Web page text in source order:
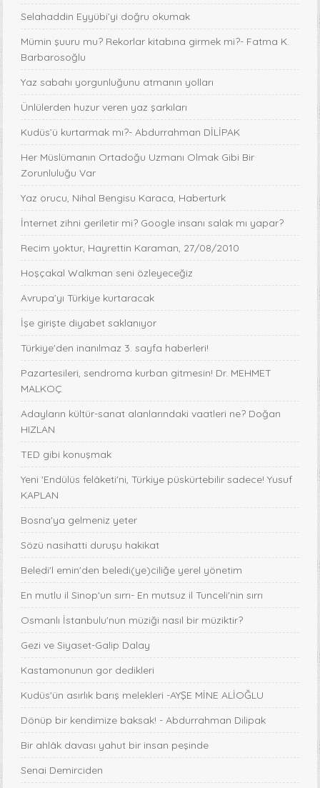
Selahaddin Eyyübi’yi doğru okumak
Mümin şuuru mu? Rekorlar kitabına girmek mi?- Fatma K.
Barbarosoğlu
Yaz sabahı yorgunluğunu atmanın yolları
Ünlülerden huzur veren yaz şarkıları
Kudüs’ü kurtarmak mı?- Abdurrahman DİLİPAK
Her Müslümanın Ortadoğu Uzmanı Olmak Gibi Bir
Zorunluluğu Var
Yaz orucu, Nihal Bengisu Karaca, Haberturk
İnternet zihni geriletir mi? Google insanı salak mı yapar?
Recim yoktur, Hayrettin Karaman, 27/08/2010
Hoşçakal Walkman seni özleyeceğiz
Avrupa’yı Türkiye kurtaracak
İşe girişte diyabet saklanıyor
Türkiye'den inanılmaz 3. sayfa haberleri!
Pazartesileri, sendroma kurban gitmesin! Dr. MEHMET
MALKOÇ
Adayların kültür-sanat alanlarındaki vaatleri ne? Doğan
HIZLAN
TED gibi konuşmak
Yeni 'Endülüs felâketi'ni, Türkiye püskürtebilir sadece! Yusuf
KAPLAN
Bosna'ya gelmeniz yeter
Sözü nasihatti duruşu hakikat
Beledi'l emin'den beledi(ye)ciliğe yerel yönetim
En mutlu il Sinop'un sırrı- En mutsuz il Tunceli'nin sırrı
Osmanlı İstanbulu'nun müziği nasıl bir müziktir?
Gezi ve Siyaset-Galip Dalay
Kastamonunun gor dedikleri
Kudüs'ün asırlık barış melekleri -AYŞE MİNE ALİOĞLU
Dönüp bir kendimize baksak! - Abdurrahman Dilipak
Bir ahlâk davası yahut bir insan peşinde
Senai Demirciden